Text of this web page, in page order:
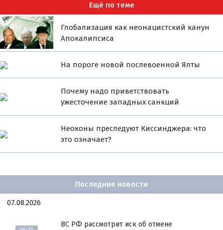
Ещё по теме
Глобализация как неонацистский канун
Апокалипсиса
На пороге новой послевоенной Ялты
Почему надо приветствовать
ужесточение западных санкций
Неоконы преследуют Киссинджера: что
это означает?
Последние новости
07.08.2026
ВС РФ рассмотрит иск об отмене